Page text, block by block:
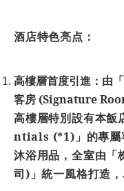
酒店特色亮点：
高樓層首度引進：由
客房 (Signature
高樓層特別設有本
ntials (*1)」的專屬
沐浴用品，全室由「
司)」統一風格打造